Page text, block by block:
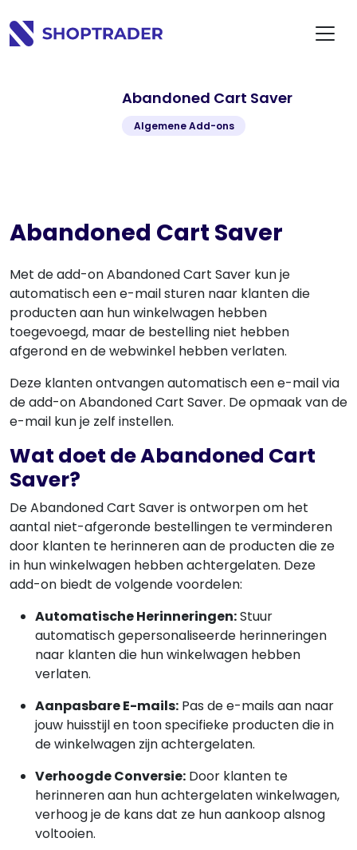
Abandoned Cart Saver
Algemene Add-ons
Abandoned Cart Saver
Met de add-on Abandoned Cart Saver kun je
automatisch een e-mail sturen naar klanten die
producten aan hun winkelwagen hebben
toegevoegd, maar de bestelling niet hebben
afgerond en de webwinkel hebben verlaten.
Deze klanten ontvangen automatisch een e-mail via
de add-on Abandoned Cart Saver. De opmaak van de
e-mail kun je zelf instellen.
Wat doet de Abandoned Cart
Saver?
De Abandoned Cart Saver is ontworpen om het
aantal niet-afgeronde bestellingen te verminderen
door klanten te herinneren aan de producten die ze
in hun winkelwagen hebben achtergelaten. Deze
add-on biedt de volgende voordelen:
Automatische Herinneringen:Stuur
automatisch gepersonaliseerde herinneringen
naar klanten die hun winkelwagen hebben
verlaten.
Aanpasbare E-mails: Pas de e-mails aan naar
jouw huisstijl en toon specifieke producten die in
de winkelwagen zijn achtergelaten.
Verhoogde Conversie: Door klanten te
herinneren aan hun achtergelaten winkelwagen,
verhoog je de kans dat ze hun aankoop alsnog
voltooien.